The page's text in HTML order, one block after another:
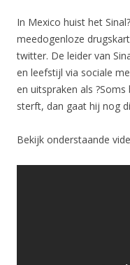
In Mexico huist het
meedogenloze
twitter. De leider van
en leefstijl via sociale
en uitspraken als
sterft, dan gaat hij nog
Bekijk onderstaande